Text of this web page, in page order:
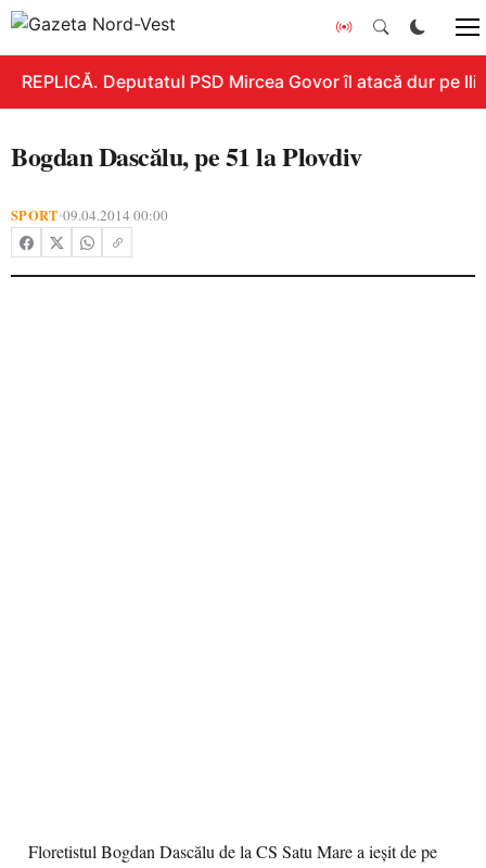
REPLICĂ. Deputatul PSD Mircea Govor îl atacă dur pe
Bogdan Dascălu, pe 51 la Plovdiv
SPORT•09.04.2014 00:00
Floretistul Bogdan Dascălu de la CS Satu Mare a ieșit de pe